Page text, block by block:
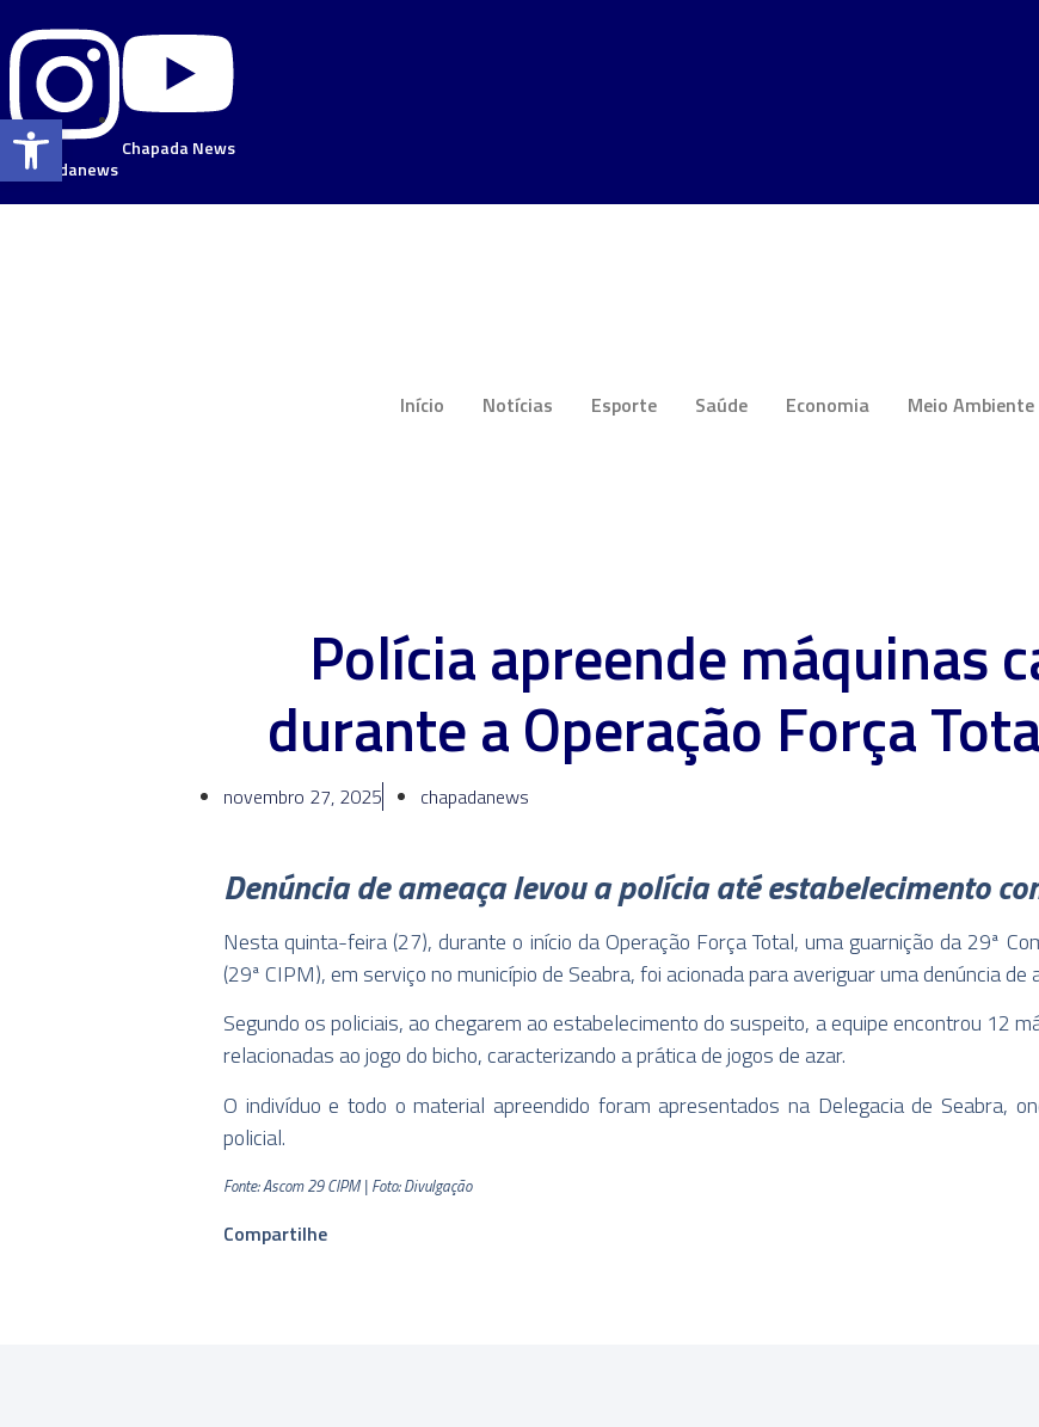
chapadanews
Chapada News
Início Notícias Esporte Saúde Economia Meio Ambiente
Polícia apreende máquinas
durante a Operação Força
novembro 27, 2025 chapadanews
Denúncia de ameaça levou a polícia até estabelecimento
Nesta quinta-feira (27), durante o início da Operação Força Total, uma guarnição da 29ª
(29ª CIPM), em serviço no município de Seabra, foi acionada para averiguar uma denúncia de
Segundo os policiais, ao chegarem ao estabelecimento do suspeito, a equipe encontrou 12
relacionadas ao jogo do bicho, caracterizando a prática de jogos de azar.
O indivíduo e todo o material apreendido foram apresentados na Delegacia de Seabra,
policial.
Fonte: Ascom 29 CIPM | Foto: Divulgação
Compartilhe
Barra de Ferramentas Aberta